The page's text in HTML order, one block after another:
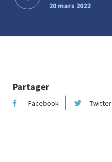
20 mars 2022
Partager
Facebook Twitter